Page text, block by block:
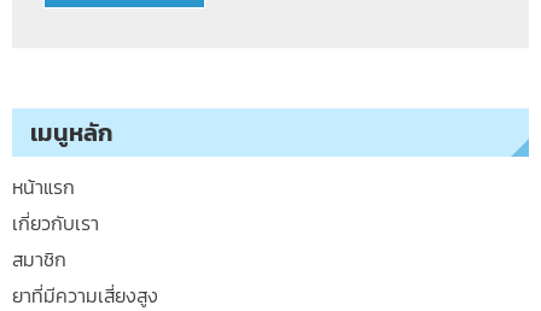
เมนูหลัก
หน้าแรก
เกี่ยวกับเรา
สมาชิก
ยาที่มีความเสี่ยงสูง